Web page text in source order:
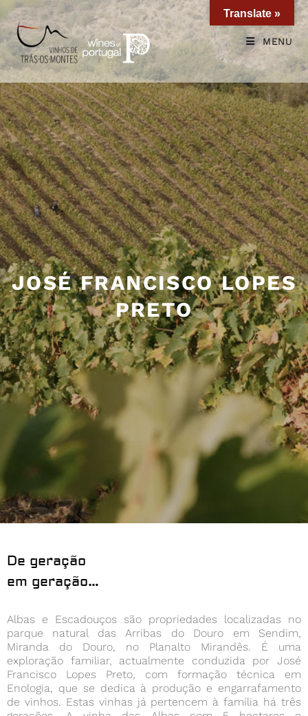
MENU
JOSÉ FRANCISCO LOPES
PRETO
De geração
em geração…
Albas e Escadouços são propriedades localizadas no
parque natural das Arribas do Douro em Sendim,
Miranda do Douro, no Planalto Mirandês. É uma
exploração familiar, actualmente conduzida por José
Francisco Lopes Preto, com formação técnica em
Enologia, que se dedica à produção e engarrafamento
de vinhos. Estas vinhas já pertencem à família há três
Translate »